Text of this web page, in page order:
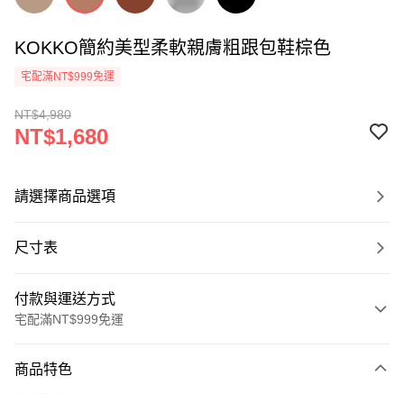
KOKKO簡約美型柔軟親膚粗跟包鞋棕色
宅配滿NT$999免運
NT$4,980
NT$1,680
請選擇商品選項
尺寸表
付款與運送方式
宅配滿NT$999免運
信用卡一次付款
商品特色